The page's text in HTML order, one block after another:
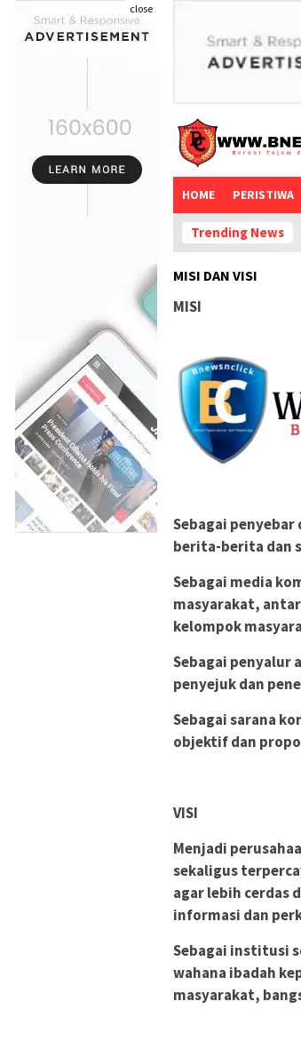
close
HOME PERISTIWA
Trending News
MISI DAN VISI
MISI
Sebagai
berita-berita dan
Sebagai media
masyarakat,
kelompok
Sebagai penyalur
penyejuk dan
Sebagai sarana
objektif dan
VISI
Menjadi
sekaligus
agar lebih cerdas
informasi dan
Sebagai institusi
wahana ibadah
masyarakat,